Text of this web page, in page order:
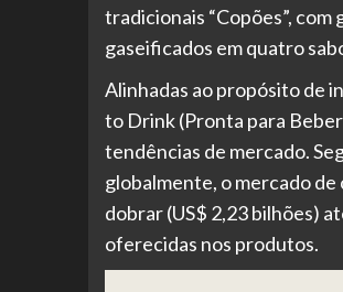
tradicionais “Copões”,
gaseificados em quatro
Alinhadas ao propósito de
to Drink (Pronta para
tendências de mercado.
globalmente, o mercado de
dobrar (US$ 2,23 bilhões)
oferecidas nos produtos.